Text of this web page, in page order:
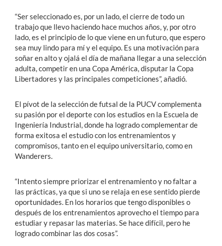
“Ser seleccionado es, por un lado, el cierre de todo un
trabajo que llevo haciendo hace muchos años, y, por otro
lado, es el principio de lo que viene en un futuro, que espero
sea muy lindo para mí y el equipo. Es una motivación para
soñar en alto y ojalá el día de mañana llegar a una selección
adulta, competir en una Copa América, disputar la Copa
Libertadores y las principales competiciones”, añadió.
El pívot de la selección de futsal de la PUCV complementa
su pasión por el deporte con los estudios en la Escuela de
Ingeniería Industrial, donde ha logrado complementar de
forma exitosa el estudio con los entrenamientos y
compromisos, tanto en el equipo universitario, como en
Wanderers.
“Intento siempre priorizar el entrenamiento y no faltar a
las prácticas, ya que si uno se relaja en ese sentido pierde
oportunidades. En los horarios que tengo disponibles o
después de los entrenamientos aprovecho el tiempo para
estudiar y repasar las materias. Se hace difícil, pero he
logrado combinar las dos cosas”.